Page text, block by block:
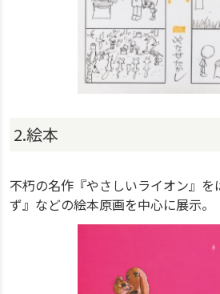
2.絵本
不朽の名作『やさしいライオン』
ず』などの絵本原画を中心に展示。